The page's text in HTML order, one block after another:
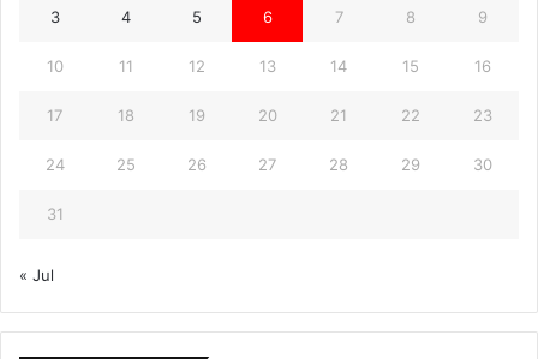
3 4 5 6 7 8 9
10 11 12 13 14 15 16
17 18 19 20 21 22 23
24 25 26 27 28 29 30
31
« Jul